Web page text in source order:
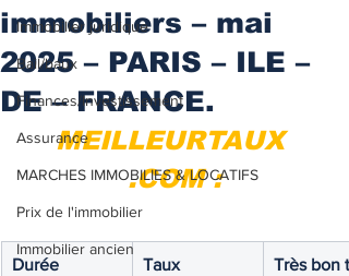
Immobilier juridique
Bail/baux
Finances/Investissement
Assurance
MARCHES IMMOBILIES & LOCATIFS
Prix de l'immobilier
Immobilier ancien
immobiliers – mai
2025 – PARIS – ILE –
DE – FRANCE.
MEILLEURTAUX
.COM :
Durée
Taux
Très bon